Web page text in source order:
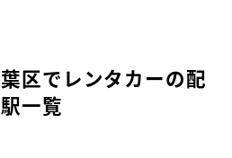
区でレンタカーの配
一覧